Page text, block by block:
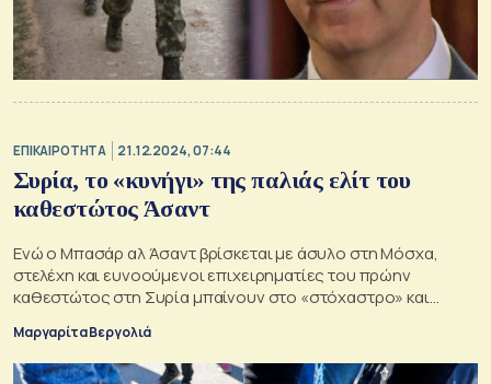
ΕΠΙΚΑΙΡΟΤΗΤΑ 21.12.2024, 07:44
Συρία, το «κυνήγι» της παλιάς ελίτ του
καθεστώτος Άσαντ
Ενώ ο Μπασάρ αλ Άσαντ βρίσκεται με άσυλο στη Μόσχα,
στελέχη και ευνοούμενοι επιχειρηματίες του πρώην
καθεστώτος στη Συρία μπαίνουν στο «στόχαστρο» και
Μαργαρίτα Βεργολιά